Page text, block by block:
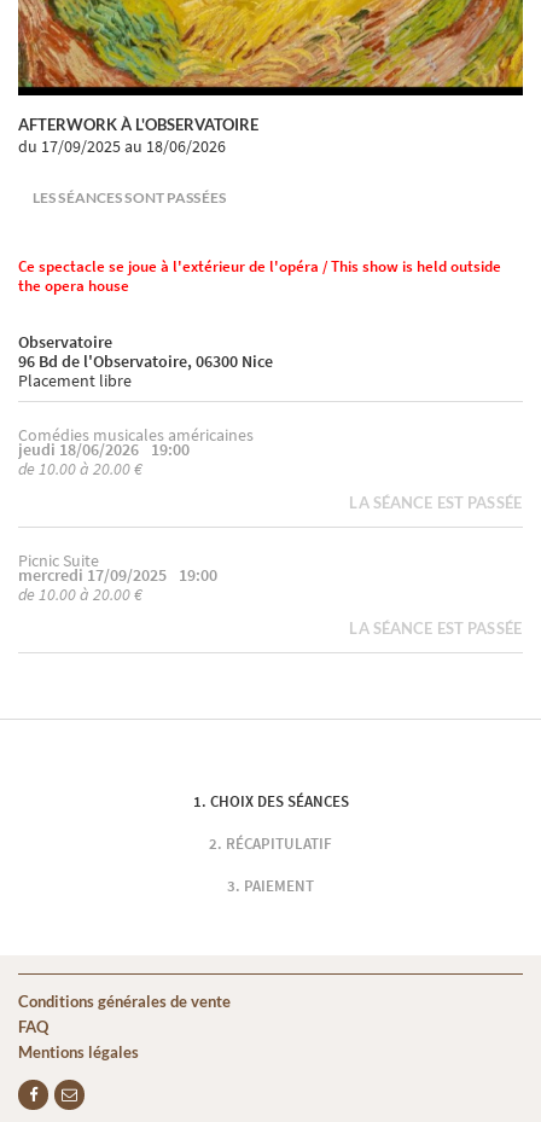
AFTERWORK À L'OBSERVATOIRE
du 17/09/2025au 18/06/2026
LES SÉANCES SONT PASSÉES
Ce spectacle se joue à l'extérieur de l'opéra / This show is held outside
the opera house
Observatoire
96 Bd de l'Observatoire, 06300 Nice
Placement libre
Comédies musicales américaines
jeudi 18/06/2026
19:00
de 10.00 à 20.00 €
LA SÉANCE EST PASSÉE
Picnic Suite
mercredi 17/09/2025
19:00
de 10.00 à 20.00 €
LA SÉANCE EST PASSÉE
CHOIX DES SÉANCES
RÉCAPITULATIF
PAIEMENT
Conditions générales de vente
FAQ
Mentions légales